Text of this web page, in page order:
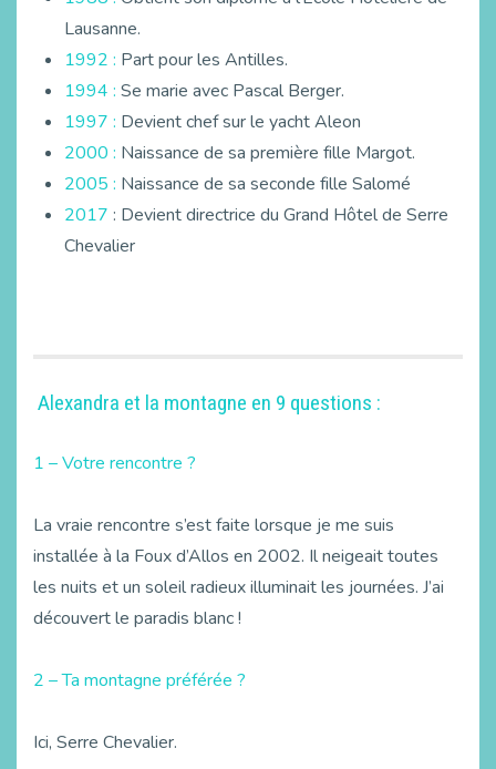
Lausanne.
1992 : Part pour les Antilles.
1994 : Se marie avec Pascal Berger.
1997 : Devient chef sur le yacht Aleon
2000 : Naissance de sa première fille Margot.
2005 : Naissance de sa seconde fille Salomé
2017 : Devient directrice du Grand Hôtel de Serre
Chevalier
Alexandra et la montagne en 9 questions :
1 – Votre rencontre ?
La vraie rencontre s’est faite lorsque je me suis
installée à la Foux d’Allos en 2002. Il neigeait toutes
les nuits et un soleil radieux illuminait les journées. J’ai
découvert le paradis blanc !
2 – Ta montagne préférée ?
Ici, Serre Chevalier.